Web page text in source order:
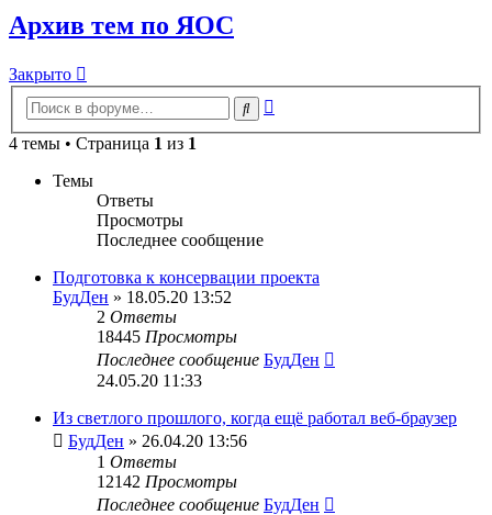
Архив тем по ЯОС
Закрыто
Поиск
4 темы • Страница 1 из 1
Темы
Ответы
Просмотры
Последнее сообщение
Подготовка к консервации проекта
БудДен » 18.05.20 13:52
2 Ответы
18445 Просмотры
Последнее сообщение БудДен
24.05.20 11:33
Из светлого прошлого, когда ещё работал веб-браузер
БудДен » 26.04.20 13:56
1 Ответы
12142 Просмотры
Последнее сообщение БудДен